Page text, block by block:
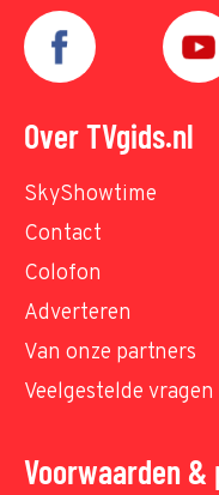
Over TVgids.nl
SkyShowtime
Contact
Colofon
Adverteren
Van onze partners
Veelgestelde vragen
Voorwaarden